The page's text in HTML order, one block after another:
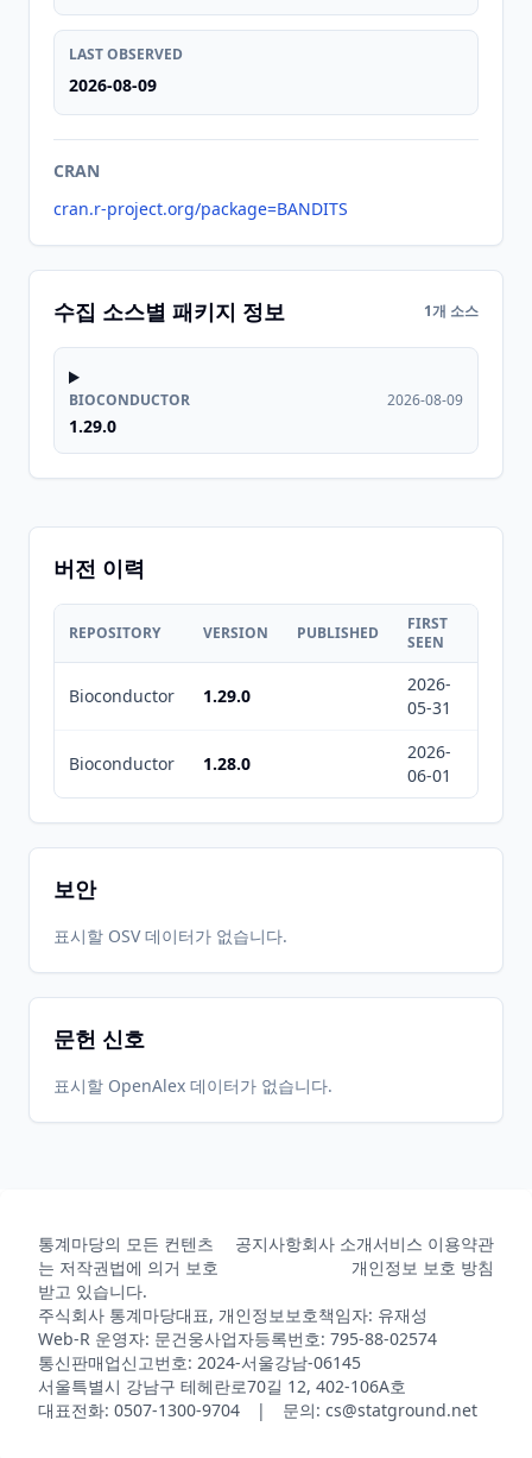
LAST OBSERVED
2026-08-09
CRAN
cran.r-project.org/package=BANDITS
수집 소스별 패키지 정보 1개 소스
BIOCONDUCTOR
1.29.0
2026-08-09
버전 이력
REPOSITORY VERSION PUBLISHED
FIRST
SEEN
Bioconductor 1.29.0
2026-
05-31
Bioconductor 1.28.0
2026-
06-01
보안
표시할 OSV 데이터가 없습니다.
문헌 신호
표시할 OpenAlex 데이터가 없습니다.
통계마당의 모든 컨텐츠
는 저작권법에 의거 보호
받고 있습니다.
공지사항회사 소개서비스 이용약관
개인정보 보호 방침
주식회사 통계마당대표, 개인정보보호책임자: 유재성
Web-R 운영자: 문건웅사업자등록번호: 795-88-02574
통신판매업신고번호: 2024-서울강남-06145
서울특별시 강남구 테헤란로70길 12, 402-106A호
대표전화: 0507-1300-9704 | 문의: cs@statground.net